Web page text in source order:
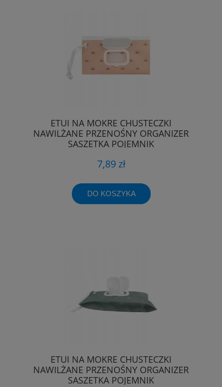
ETUI NA MOKRE CHUSTECZKI
NAWILŻANE PRZENOŚNY ORGANIZER
SASZETKA POJEMNIK
7,89 zł
DO KOSZYKA
ETUI NA MOKRE CHUSTECZKI
NAWILŻANE PRZENOŚNY ORGANIZER
SASZETKA POJEMNIK